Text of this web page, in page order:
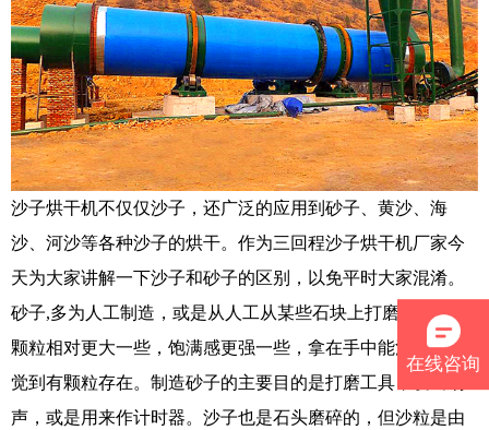
沙子烘干机不仅仅沙子，还广泛的应用到砂子、黄沙、海
沙、河沙等各种沙子的烘干。作为三回程沙子烘干机厂家今
天为大家讲解一下沙子和砂子的区别，以免平时大家混淆。
砂子,多为人工制造，或是从人工从某些石块上打磨下来的，
颗粒相对更大一些，饱满感更强一些，拿在手中能清晰地感
觉到有颗粒存在。制造砂子的主要目的是打磨工具，发出响
声，或是用来作计时器。沙子也是石头磨碎的，但沙粒是由
在线咨询